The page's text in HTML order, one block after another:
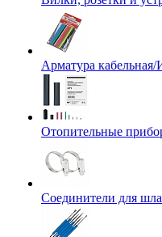
Арматура
Отопительные
Соединители для